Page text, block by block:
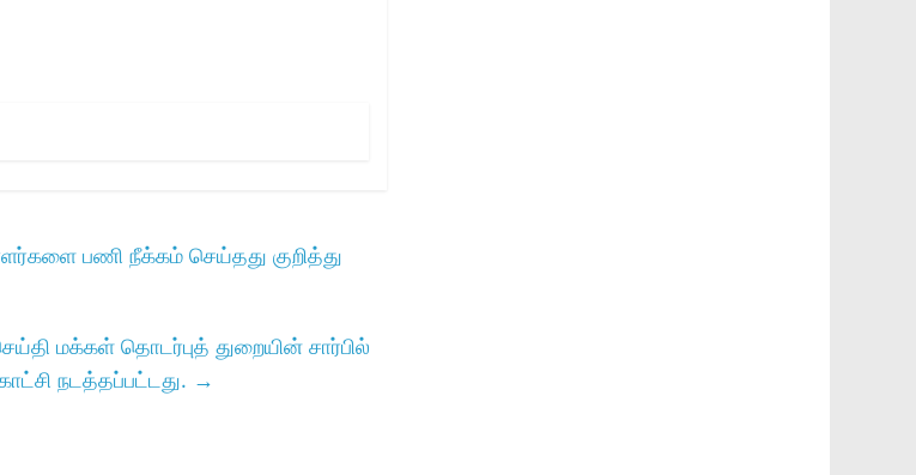
பணி நீக்கம் செய்தது குறித்து
மக்கள்‌ தொடர்புத்‌ துறையின்‌ சார்பில்‌
நடத்தப்பட்டது. →